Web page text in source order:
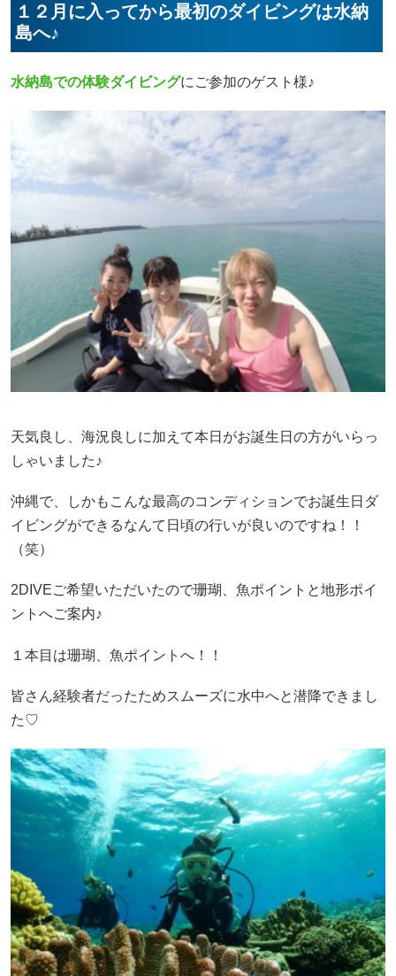
１２月に入ってから最初のダイビングは水納
島へ♪
水納島での体験ダイビングにご参加のゲスト様♪
天気良し、海況良しに加えて本日がお誕生日の方がいらっ
しゃいました♪
沖縄で、しかもこんな最高のコンディションでお誕生日ダ
イビングができるなんて日頃の行いが良いのですね！！
（笑）
2DIVEご希望いただいたので珊瑚、魚ポイントと地形ポイ
ントへご案内♪
１本目は珊瑚、魚ポイントへ！！
皆さん経験者だったためスムーズに水中へと潜降できまし
た♡